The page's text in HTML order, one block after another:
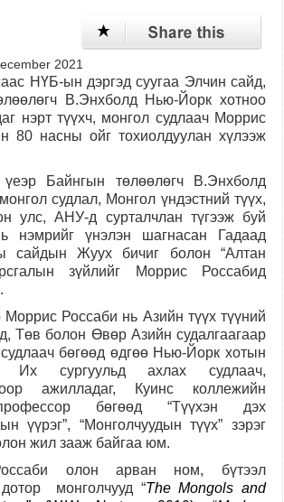
2021
НҮБ-ын дэргэд суугаа Элчин сайд,
В.Энхболд Нью-Йорк хотноо
нэрт түүхч, монгол судлаач Моррис
80 насны ойг тохиолдуулан хүлээж
үеэр Байнгын төлөөлөгч В.Энхболд
судлал, Монгол үндэстний түүх,
улс, АНУ-д сурталчлан түгээж буй
нэмрийг үнэлэн шагнасан Гадаад
сайдын Жуух бичиг болон “Алтан
зүйлийг Моррис Россабид
Россаби нь Азийн түүх түүний
Төв болон Өвөр Азийн судалгаагаар
бөгөөд өдгөө Нью-Йорк хотын
Их сургуульд ахлах судлаач,
ажилладаг, Куинс коллежийн
бөгөөд “Түүхэн дэх
үүрэг”, “Монголчуудын түүх” зэрэг
жил зааж байгаа юм.
олон арван ном, бүтээл
монголчууд “The Mongols and